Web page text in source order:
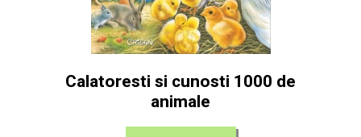
Calatoresti si cunosti 1000 de
animale